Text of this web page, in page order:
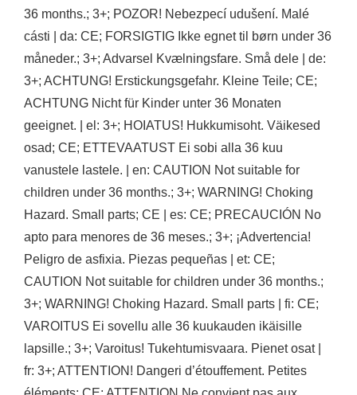
36 months.; 3+; POZOR! Nebezpecí udušení. Malé
cásti | da: CE; FORSIGTIG Ikke egnet til børn under 36
måneder.; 3+; Advarsel Kvælningsfare. Små dele | de:
3+; ACHTUNG! Erstickungsgefahr. Kleine Teile; CE;
ACHTUNG Nicht für Kinder unter 36 Monaten
geeignet. | el: 3+; HOIATUS! Hukkumisoht. Väikesed
osad; CE; ETTEVAATUST Ei sobi alla 36 kuu
vanustele lastele. | en: CAUTION Not suitable for
children under 36 months.; 3+; WARNING! Choking
Hazard. Small parts; CE | es: CE; PRECAUCIÓN No
apto para menores de 36 meses.; 3+; ¡Advertencia!
Peligro de asfixia. Piezas pequeñas | et: CE;
CAUTION Not suitable for children under 36 months.;
3+; WARNING! Choking Hazard. Small parts | fi: CE;
VAROITUS Ei sovellu alle 36 kuukauden ikäisille
lapsille.; 3+; Varoitus! Tukehtumisvaara. Pienet osat |
fr: 3+; ATTENTION! Dangeri d’étouffement. Petites